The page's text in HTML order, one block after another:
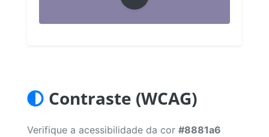
Contraste (WCAG)
Verifique a acessibilidade da cor #8881a6